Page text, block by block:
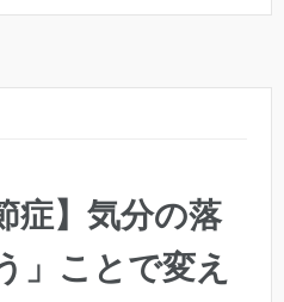
症】気分の落
」ことで変え